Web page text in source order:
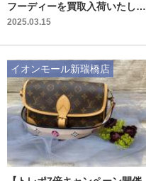
フーディーを買取入荷いたしま
した！
2025.03.15
イオンモール新瑞橋店